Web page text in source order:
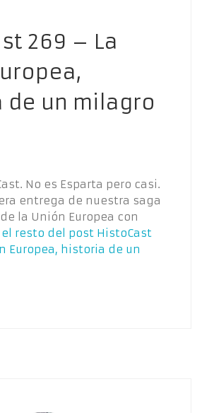
269 – La
de un milagro
No es Esparta pero casi.
entrega de nuestra saga
la Unión Europea con
el resto del post HistoCast
Europea, historia de un